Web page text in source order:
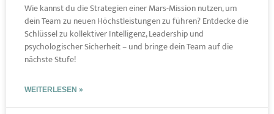
Wie kannst du die Strategien einer Mars-Mission nutzen, um
dein Team zu neuen Höchstleistungen zu führen? Entdecke die
Schlüssel zu kollektiver Intelligenz, Leadership und
psychologischer Sicherheit – und bringe dein Team auf die
nächste Stufe!
WEITERLESEN »